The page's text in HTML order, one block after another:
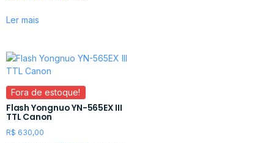
Ler mais
Fora de estoque!
Flash Yongnuo YN-565EX III
TTL Canon
R$ 630,00